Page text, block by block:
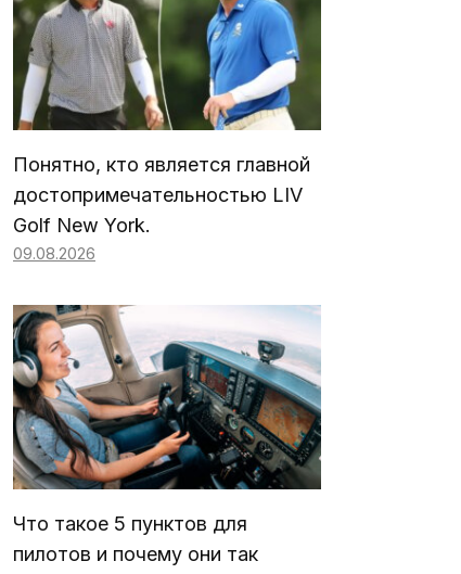
Понятно, кто является главной
достопримечательностью LIV
Golf New York.
09.08.2026
Что такое 5 пунктов для
пилотов и почему они так